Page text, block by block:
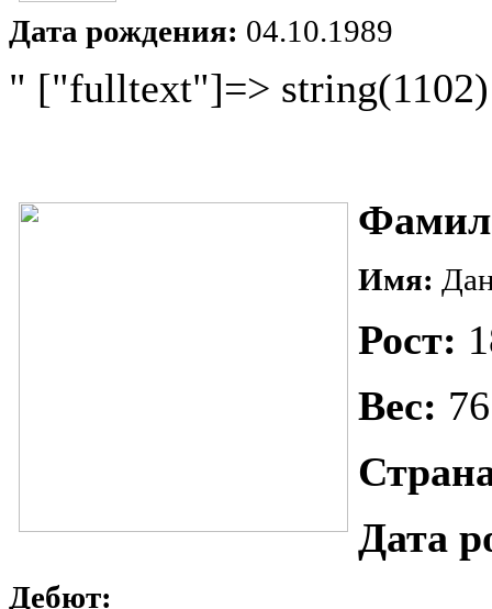
Дата рождения: 04.10.1989
" ["fulltext"]=>
Имя:
Рост:
Вес:
Дата
Дебют: